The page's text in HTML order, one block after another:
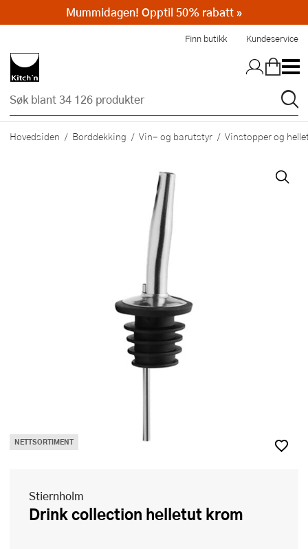
Finn butikk Kundeservice
Hovedsiden Borddekking Vin- og barutstyr Vinstopper og
NETTSORTIMENT
Stiernholm
Drink collection helletut krom
Mummidagen! Opptil 50% rabatt »